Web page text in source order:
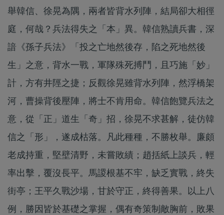
舉韓信、徐晃為隅，兩者皆背水列陣，結局卻大相徑
庭，何哉？兵法得失之「本」異。韓信熟讀兵書，深
諳《孫子兵法》「投之亡地然後存，陷之死地然後
生」之意，背水一戰，軍隊殊死搏鬥，且巧施「妙」
計，方有井陘之捷；反觀徐晃雖背水列陣，然浮橋架
河，曹操背後壓陣，將士不肯用命。韓信飽覽兵法之
意，從「正」道生「奇」招，徐晃不求甚解，徒仿韓
信之「形」，遂成枯落。凡此種種，不勝枚舉。廉頗
老成持重，堅壁清野，未嘗敗績；趙括紙上談兵，輕
率出擊，覆沒長平。馬謖根基不牢，缺乏實戰，終失
街亭；王平久戰沙場，甘於守正，終得善果。以上八
例，勝因皆於基礎之掌握，偶有奇策制敵胸前，敗果